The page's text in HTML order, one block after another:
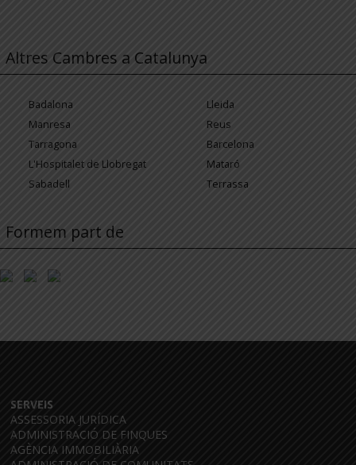
Altres Cambres a Catalunya
Badalona
Lleida
Manresa
Reus
Tarragona
Barcelona
L'Hospitalet de Llobregat
Mataró
Sabadell
Terrassa
Formem part de
SERVEIS
ASSESSORIA JURÍDICA
ADMINISTRACIÓ DE FINQUES
AGÈNCIA IMMOBILIÀRIA